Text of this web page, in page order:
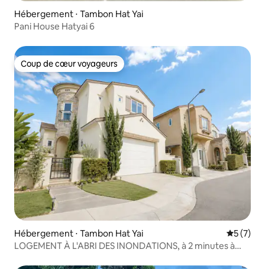
Hébergement ⋅ Tambon Hat Yai
Pani House Hatyai 6
Coup de cœur voyageurs
Coup de cœur voyageurs
Hébergement ⋅ Tambon Hat Yai
5 (7)
LOGEMENT À L'ABRI DES INONDATIONS, à 2 minutes à